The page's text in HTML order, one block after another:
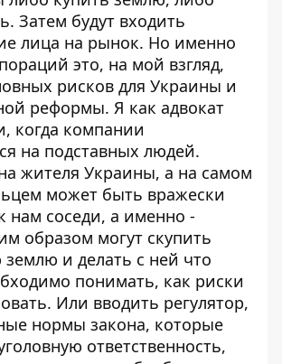
Затем будут входить
лица на рынок. Но именно
это, на мой взгляд,
рисков для Украины и
реформы. Я как адвокат
когда компании
на подставных людей.
жителя Украины, а на самом
может быть вражески
нам соседи, а именно -
образом могут скупить
землю и делать с ней что
понимать, как риски
Или вводить регулятор,
нормы закона, которые
ответственность,